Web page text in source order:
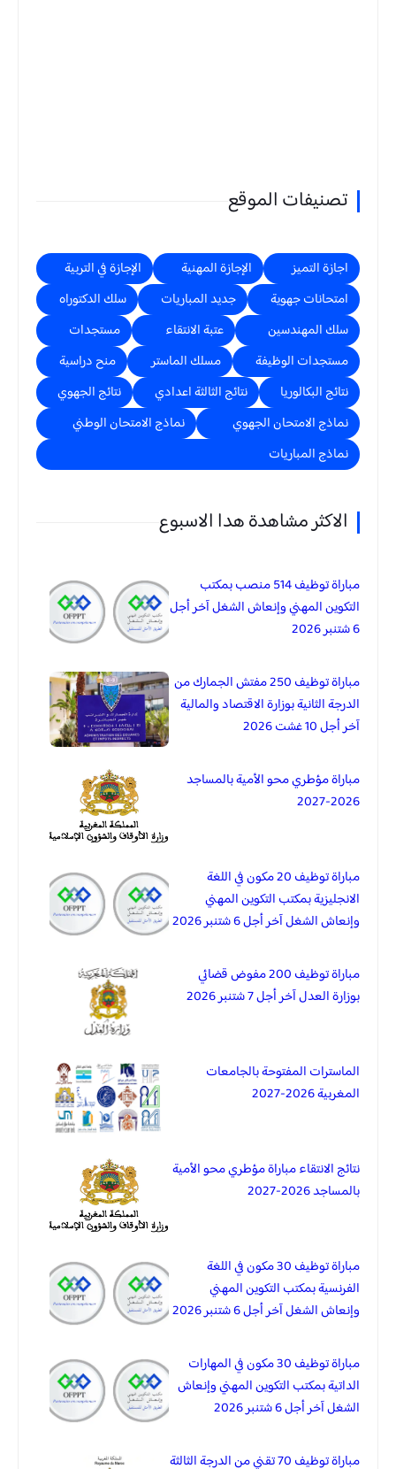
تصنيفات الموقع
اجازة التميز الإجازة المهنية
الإجازة في التربية
امتحانات جهوية
جديد المباريات
سلك الدكتوراه
سلك المهندسين
عتبة الانتقاء
مستجدات
مستجدات الوظيفة
مسلك الماستر
منح دراسية
نتائج البكالوريا
نتائج الثالثة اعدادي
نتائج الجهوي
نماذج الامتحان الجهوي
نماذج الامتحان الوطني
نماذج المباريات
الاكثر مشاهدة هدا الاسبوع
مباراة توظيف 514 منصب بمكتب
التكوين المهني وإنعاش الشغل آخر أجل
6 شتنبر 2026
مباراة توظيف 250 مفتش الجمارك من
الدرجة الثانية بوزارة الاقتصاد والمالية
آخر أجل 10 غشت 2026
مباراة مؤطري محو الأمية بالمساجد
2026-2027
مباراة توظيف 20 مكون في اللغة
الانجليزية بمكتب التكوين المهني
وإنعاش الشغل آخر أجل 6 شتنبر 2026
مباراة توظيف 200 مفوض قضائي
بوزارة العدل آخر أجل 7 شتنبر 2026
الماسترات المفتوحة بالجامعات
المغربية 2026-2027
نتائج الانتقاء مباراة مؤطري محو الأمية
بالمساجد 2026-2027
مباراة توظيف 30 مكون في اللغة
الفرنسية بمكتب التكوين المهني
وإنعاش الشغل آخر أجل 6 شتنبر 2026
مباراة توظيف 30 مكون في المهارات
الداتية بمكتب التكوين المهني وإنعاش
الشغل آخر أجل 6 شتنبر 2026
مباراة توظيف 70 تقني من الدرجة الثالثة